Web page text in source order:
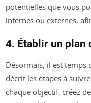
potentielles que vous
internes ou externes,
4. Établir un plan
Désormais, il est temps
décrit les étapes à
chaque objectif, créez